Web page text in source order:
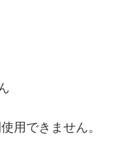
用できません。